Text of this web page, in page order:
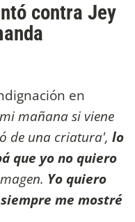
contra Jey
en
mañana si viene
de una criatura', lo
que yo no quiero
Yo quiero
me mostré